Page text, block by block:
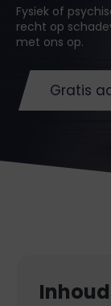
Fysiek of
recht op
met ons op.
Gratis